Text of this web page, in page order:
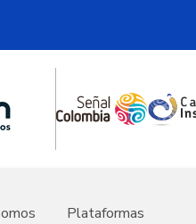
Plataformas